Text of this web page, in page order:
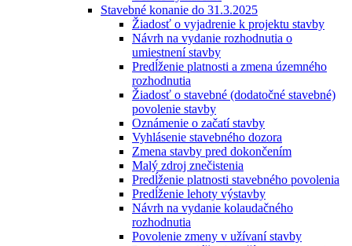
Stavebné konanie do 31.3.2025
Žiadosť o vyjadrenie k projektu stavby
Návrh na vydanie rozhodnutia o
umiestnení stavby
Predĺženie platnosti a zmena územného
rozhodnutia
Žiadosť o stavebné (dodatočné stavebné)
povolenie stavby
Oznámenie o začatí stavby
Vyhlásenie stavebného dozora
Zmena stavby pred dokončením
Malý zdroj znečistenia
Predĺženie platnosti stavebného povolenia
Predĺženie lehoty výstavby
Návrh na vydanie kolaudačného
rozhodnutia
Povolenie zmeny v užívaní stavby